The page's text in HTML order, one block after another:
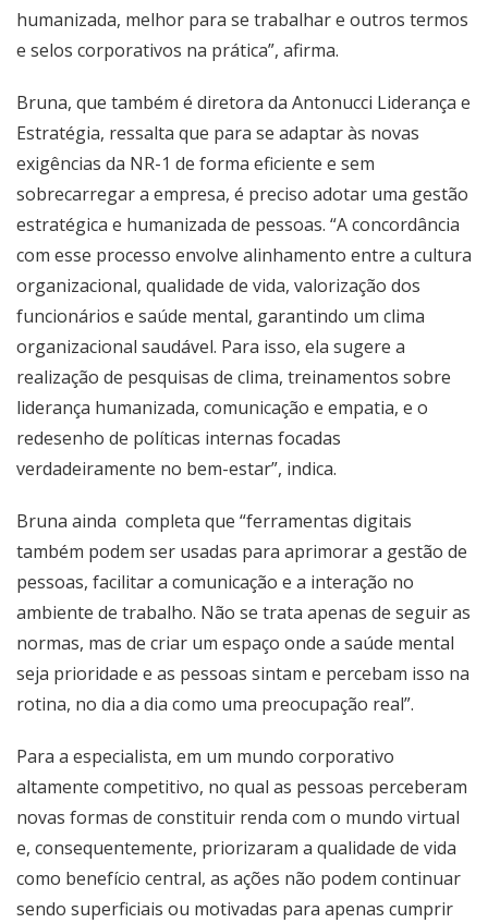
humanizada, melhor para se trabalhar e outros termos
e selos corporativos na prática”, afirma.
Bruna, que também é diretora da Antonucci Liderança e
Estratégia, ressalta que para se adaptar às novas
exigências da NR-1 de forma eficiente e sem
sobrecarregar a empresa, é preciso adotar uma gestão
estratégica e humanizada de pessoas. “A concordância
com esse processo envolve alinhamento entre a cultura
organizacional, qualidade de vida, valorização dos
funcionários e saúde mental, garantindo um clima
organizacional saudável. Para isso, ela sugere a
realização de pesquisas de clima, treinamentos sobre
liderança humanizada, comunicação e empatia, e o
redesenho de políticas internas focadas
verdadeiramente no bem-estar”, indica.
Bruna ainda completa que “ferramentas digitais
também podem ser usadas para aprimorar a gestão de
pessoas, facilitar a comunicação e a interação no
ambiente de trabalho. Não se trata apenas de seguir as
normas, mas de criar um espaço onde a saúde mental
seja prioridade e as pessoas sintam e percebam isso na
rotina, no dia a dia como uma preocupação real”.
Para a especialista, em um mundo corporativo
altamente competitivo, no qual as pessoas perceberam
novas formas de constituir renda com o mundo virtual
e, consequentemente, priorizaram a qualidade de vida
como benefício central, as ações não podem continuar
sendo superficiais ou motivadas para apenas cumprir